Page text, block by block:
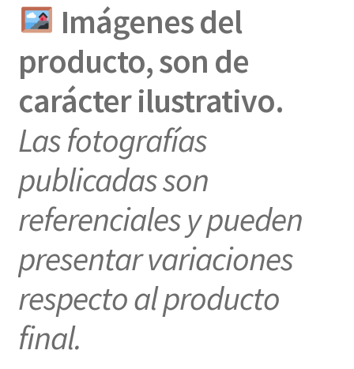
Imágenes del
producto, son de
carácter ilustrativo.
Las fotografías
publicadas son
referenciales y pueden
presentar variaciones
respecto al producto
final.